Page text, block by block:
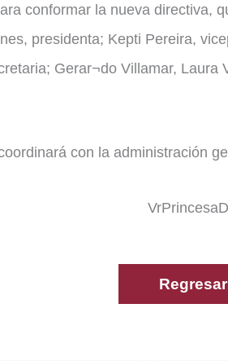
conformar la nueva directiva,
presidenta; Kepti Pereira,
Gerar¬do Villamar, Laura
con la administración